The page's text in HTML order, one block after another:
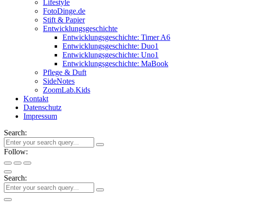
Lifestyle
FotoDinge.de
Stift & Papier
Entwicklungsgeschichte
Entwicklungsgeschichte: Timer A6
Entwicklungsgeschichte: Duo1
Entwicklungsgeschichte: Uno1
Entwicklungsgeschichte: MaBook
Pflege & Duft
SideNotes
ZoomLab.Kids
Kontakt
Datenschutz
Impressum
Search:
Follow:
Search: